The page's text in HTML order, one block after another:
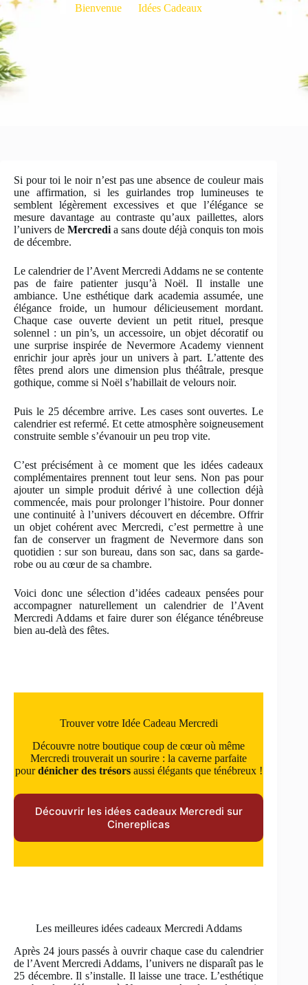
Bienvenue Idées Cadeaux
Si pour toi le noir n’est pas une absence de couleur mais
une affirmation, si les guirlandes trop lumineuses te
semblent légèrement excessives et que l’élégance se
mesure davantage au contraste qu’aux paillettes, alors
l’univers deMercredi a sans doute déjà conquis ton mois
de décembre.
Le calendrier de l’Avent Mercredi Addams ne se contente
pas de faire patienter jusqu’à Noël. Il installe une
ambiance. Une esthétique dark academia assumée, une
élégance froide, un humour délicieusement mordant.
Chaque case ouverte devient un petit rituel, presque
solennel : un pin’s, un accessoire, un objet décoratif ou
une surprise inspirée de Nevermore Academy viennent
enrichir jour après jour un univers à part. L’attente des
fêtes prend alors une dimension plus théâtrale, presque
gothique, comme si Noël s’habillait de velours noir.
Puis le 25 décembre arrive. Les cases sont ouvertes. Le
calendrier est refermé. Et cette atmosphère soigneusement
construite semble s’évanouir un peu trop vite.
C’est précisément à ce moment que les idées cadeaux
complémentaires prennent tout leur sens. Non pas pour
ajouter un simple produit dérivé à une collection déjà
commencée, mais pour prolonger l’histoire. Pour donner
une continuité à l’univers découvert en décembre. Offrir
un objet cohérent avec Mercredi, c’est permettre à une
fan de conserver un fragment de Nevermore dans son
quotidien : sur son bureau, dans son sac, dans sa garde-
robe ou au cœur de sa chambre.
Voici donc une sélection d’idées cadeaux pensées pour
accompagner naturellement un calendrier de l’Avent
Mercredi Addams et faire durer son élégance ténébreuse
bien au-delà des fêtes.
Trouver votre Idée Cadeau Mercredi
Découvre notre boutique coup de cœur où même
Mercredi trouverait un sourire : la caverne parfaite
pourdénicher des trésorsaussi élégants que ténébreux !
Découvrir les idées cadeaux Mercredi sur
Cinereplicas
Les meilleures idées cadeaux Mercredi Addams
Après 24 jours passés à ouvrir chaque case du calendrier
de l’Avent Mercredi Addams, l’univers ne disparaît pas le
25 décembre. Il s’installe. Il laisse une trace. L’esthétique